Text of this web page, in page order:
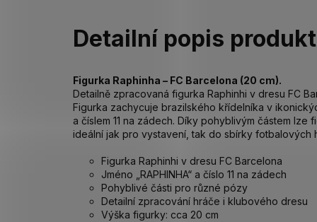
Detailní popis
Figurka Raphinha – FC Barcelona (20 cm).
Detailně zpracovaná figurka Raphinhi v dresu FC
Figurka zachycuje brazilského křídelníka v
a číslem 11 na zádech. Díky pohyblivým částem
ideální jak pro vystavení, tak do sbírky fotbalových
Figurka Raphinhi v dresu FC Barcelona
Jméno „RAPHINHA“ a číslo 11 na zádech
Pohyblivé části pro různé pózy
Detailní zpracování hráče i klubového dresu
Výška figurky: cca 20 cm